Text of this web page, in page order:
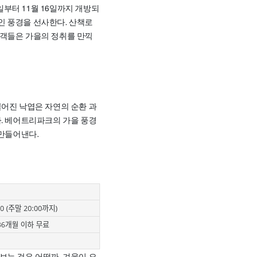
부터 11월 16일까지 개방되
풍경을 선사한다. 산책로
들은 가을의 정취를 만끽
진 낙엽은 자연의 순환 과
베어트리파크의 가을 풍경
들어낸다.
(주말 20:00까지)
개월 이하 무료